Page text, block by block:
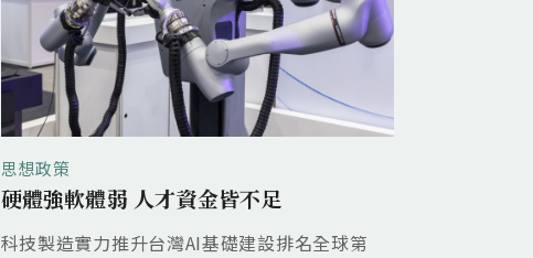
思想政策
硬體強軟體弱 人才資金皆不足
科技製造實力推升台灣AI基礎建設排名全球第